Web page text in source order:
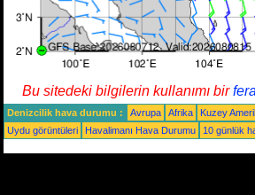
Bu sitedeki bilgilerin kullanımı bir
Denizcilik hava durumu : Avrupa Afrika Kuzey
Uydu görüntüleri
Havalimanı Hava Durumu 10 günlük